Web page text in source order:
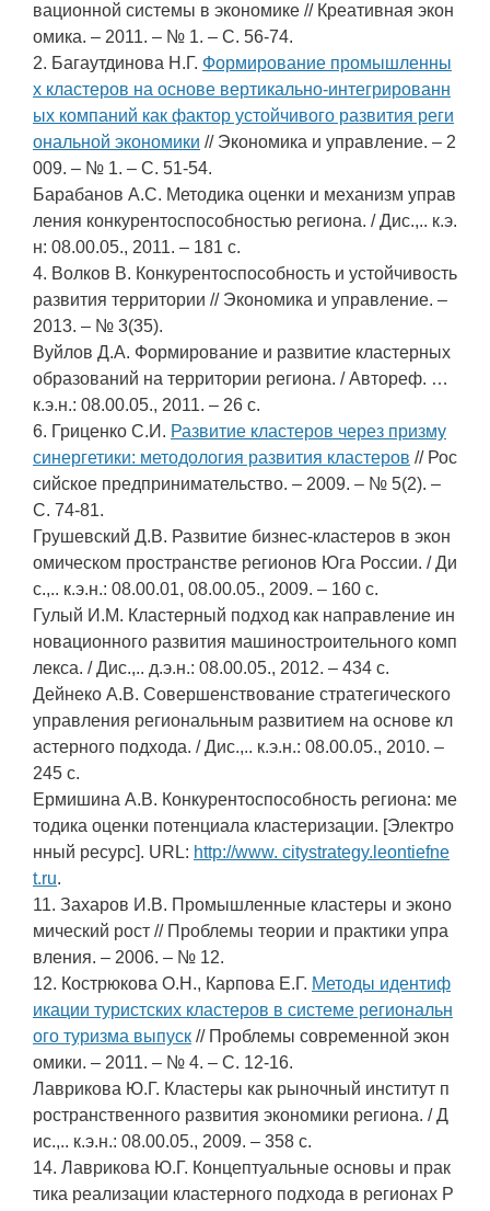
вационной системы в экономике // Креативная экон
омика. – 2011. – № 1. – С. 56-74.
2. Багаутдинова Н.Г. Формирование промышленны
х кластеров на основе вертикально-интегрированн
ых компаний как фактор устойчивого развития реги
ональной экономики // Экономика и управление. – 2
009. – № 1. – С. 51-54.
Барабанов А.С. Методика оценки и механизм управ
ления конкурентоспособностью региона. / Дис.,.. к.э.
н: 08.00.05., 2011. – 181 с.
4. Волков В. Конкурентоспособность и устойчивость
развития территории // Экономика и управление. –
2013. – № 3(35).
Вуйлов Д.А. Формирование и развитие кластерных
образований на территории региона. / Автореф. …
к.э.н.: 08.00.05., 2011. – 26 с.
6. Гриценко С.И. Развитие кластеров через призму
синергетики: методология развития кластеров // Рос
сийское предпринимательство. – 2009. – № 5(2). –
С. 74-81.
Грушевский Д.В. Развитие бизнес-кластеров в экон
омическом пространстве регионов Юга России. / Ди
с.,.. к.э.н.: 08.00.01, 08.00.05., 2009. – 160 с.
Гулый И.М. Кластерный подход как направление ин
новационного развития машиностроительного комп
лекса. / Дис.,.. д.э.н.: 08.00.05., 2012. – 434 с.
Дейнеко А.В. Совершенствование стратегического
управления региональным развитием на основе кл
астерного подхода. / Дис.,.. к.э.н.: 08.00.05., 2010. –
245 с.
Ермишина А.В. Конкурентоспособность региона: ме
тодика оценки потенциала кластеризации. [Электро
нный ресурс]. URL: http://www. citystrategy.leontiefne
t.ru.
11. Захаров И.В. Промышленные кластеры и эконо
мический рост // Проблемы теории и практики упра
вления. – 2006. – № 12.
12. Кострюкова О.Н., Карпова Е.Г. Методы идентиф
икации туристских кластеров в системе региональн
ого туризма выпуск // Проблемы современной экон
омики. – 2011. – № 4. – С. 12-16.
Лаврикова Ю.Г. Кластеры как рыночный институт п
ространственного развития экономики региона. / Д
ис.,.. к.э.н.: 08.00.05., 2009. – 358 с.
14. Лаврикова Ю.Г. Концептуальные основы и прак
тика реализации кластерного подхода в регионах Р